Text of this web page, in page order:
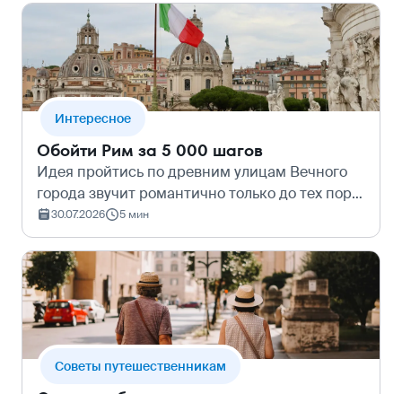
формальностей и внушительный бюджет. Но
чтобы с…
Интересное
Обойти Рим за 5 000 шагов
Идея пройтись по древним улицам Вечного
города звучит романтично только до тех пор,
пока фитнес-браслет не покажет суровую
цифру в 25 000 шагов, а ноги не начнут гудеть
вопреки самым мягким и проверен…
30.07.2026 5 мин
Cоветы путешественникам